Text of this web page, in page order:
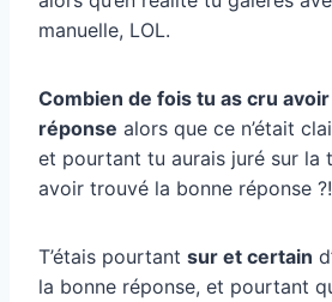
manuelle, LOL.
Combien de fois tu as cru
réponse alors que ce n’était
et pourtant tu aurais juré sur la
avoir trouvé la bonne réponse ?!
T’étais pourtant sur et certain
la bonne réponse, et pourtant